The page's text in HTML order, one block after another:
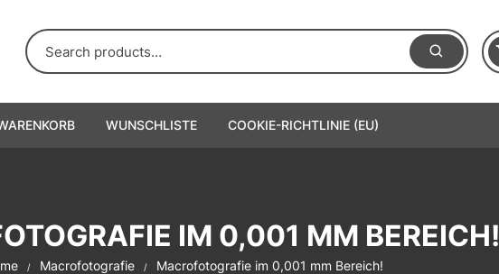
WUNSCHLISTE COOKIE-RICHTLINIE (EU)
IM 0,001 MM BEREICH!
Macrofotografie Macrofotografie im 0,001 mm Bereich!